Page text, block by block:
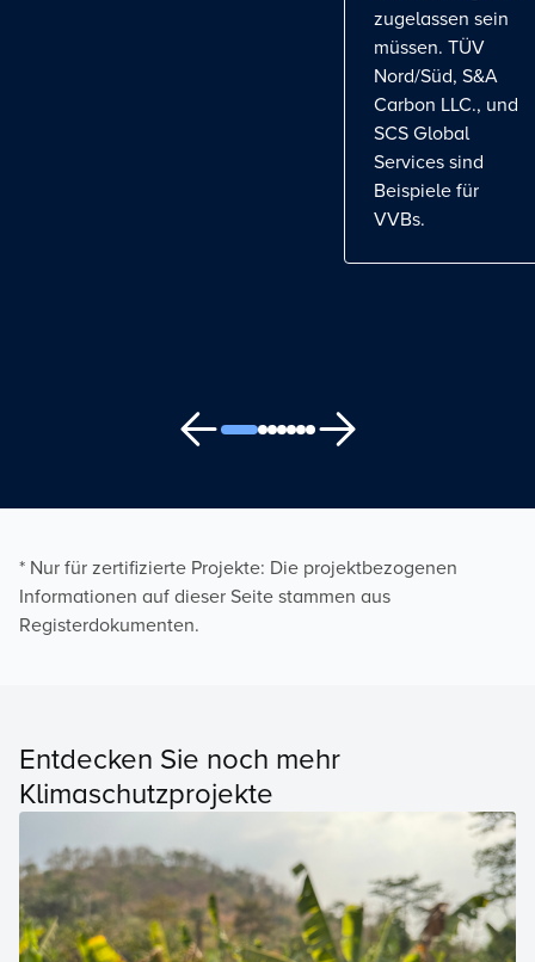
zugelassen sein
müssen. TÜV
Nord/Süd, S&A
Carbon LLC., und
SCS Global
Services sind
Beispiele für
VVBs.
* Nur für zertifizierte Projekte: Die projektbezogenen
Informationen auf dieser Seite stammen aus
Registerdokumenten.
Entdecken Sie noch mehr
Klimaschutzprojekte